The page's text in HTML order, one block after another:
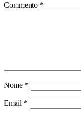
Commento *
Nome *
Email *